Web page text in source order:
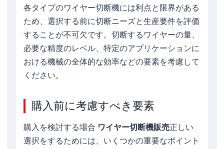
各タイプのワイヤー切断機には利点と限界がある
ため、選択する前に切断ニーズと生産要件を評価
することが不可欠です。切断するワイヤーの量、
必要な精度のレベル、特定のアプリケーションに
おける機械の全体的な効率などの要素を考慮して
ください。
購入前に考慮すべき要素
購入を検討する場合 ワイヤー切断機販売正しい
選択をするためには、いくつかの重要なポイント